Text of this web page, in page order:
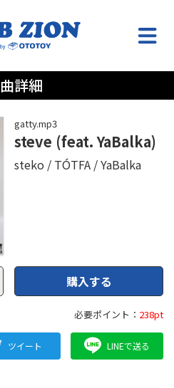
詳細
gatty.mp3
steve (feat. YaBalka)
steko TÓTFA YaBalka
購入する
必要ポイント： 238pt
ツイート LINEで送る